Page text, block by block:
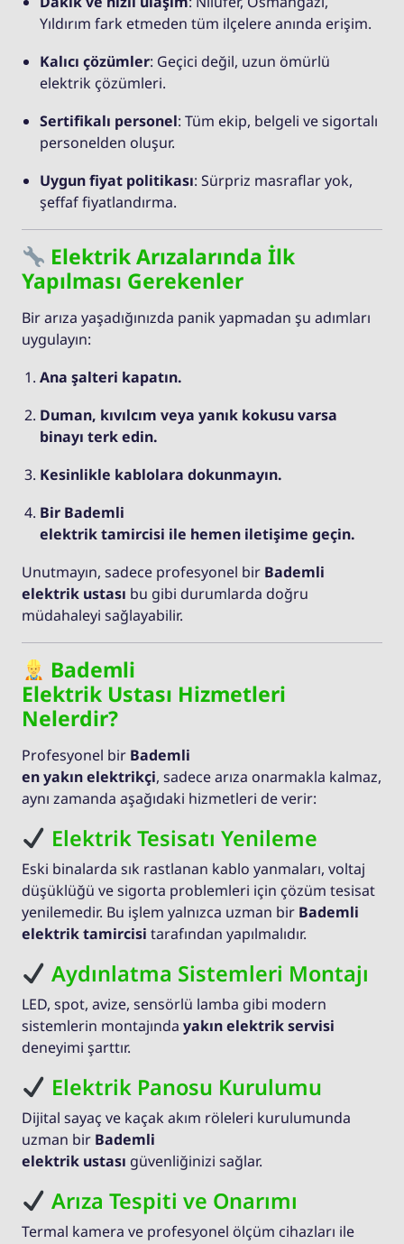
Yıldırım fark etmeden tüm ilçelere anında erişim.
Kalıcı çözümler: Geçici değil, uzun ömürlü
elektrik çözümleri.
Sertifikalı personel: Tüm ekip, belgeli ve sigortalı
personelden oluşur.
Uygun fiyat politikası: Sürpriz masraflar yok,
şeffaf fiyatlandırma.
Elektrik Arızalarında İlk
Yapılması Gerekenler
Bir arıza yaşadığınızda panik yapmadan şu adımları
uygulayın:
Ana şalteri kapatın.
Duman, kıvılcım veya yanık kokusu varsa
binayı terk edin.
Kesinlikle kablolara dokunmayın.
Bir Bademli
elektrik tamircisi ile hemen iletişime geçin.
Unutmayın, sadece profesyonel bir Bademli
elektrik ustası bu gibi durumlarda doğru
müdahaleyi sağlayabilir.
Bademli
Elektrik Ustası Hizmetleri
Nelerdir?
Profesyonel bir Bademli
en yakın elektrikçi, sadece arıza onarmakla kalmaz,
aynı zamanda aşağıdaki hizmetleri de verir:
Elektrik Tesisatı Yenileme
Eski binalarda sık rastlanan kablo yanmaları, voltaj
düşüklüğü ve sigorta problemleri için çözüm tesisat
yenilemedir. Bu işlem yalnızca uzman bir Bademli
elektrik tamircisi tarafından yapılmalıdır.
Aydınlatma Sistemleri Montajı
LED, spot, avize, sensörlü lamba gibi modern
sistemlerin montajında yakın elektrik servisi
deneyimi şarttır.
Elektrik Panosu Kurulumu
Dijital sayaç ve kaçak akım röleleri kurulumunda
uzman bir Bademli
elektrik ustası güvenliğinizi sağlar.
Arıza Tespiti ve Onarımı
Termal kamera ve profesyonel ölçüm cihazları ile